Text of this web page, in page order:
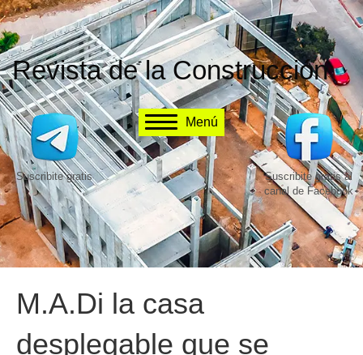
Revista de la Construcción
Suscribite gratis
Menú
Suscribite gratis al
canal de Facebook
M.A.Di la casa
desplegable que se